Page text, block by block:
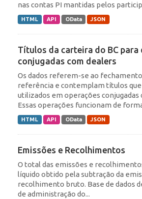
nas contas PI mantidas pelos
HTML API OData JSON
Títulos da carteira do BC para
conjugadas com dealers
Os dados referem-se ao fechamento
referência e contemplam títulos
utilizados em operações conjugadas
Essas operações funcionam de
HTML API OData JSON
Emissões e Recolhimentos
O total das emissões e
líquido obtido pela subtração da
recolhimento bruto. Base de dados
de administração do...